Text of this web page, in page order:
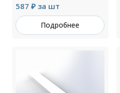
587 ₽ за шт
Подробнее